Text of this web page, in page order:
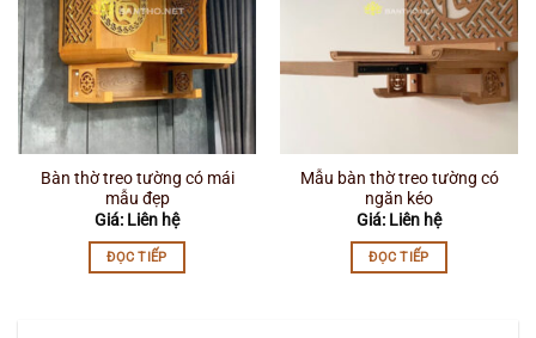
Bàn thờ treo tường có mái
mẫu đẹp
Giá: Liên hệ
ĐỌC TIẾP
Mẫu bàn thờ treo tường có
ngăn kéo
Giá: Liên hệ
ĐỌC TIẾP